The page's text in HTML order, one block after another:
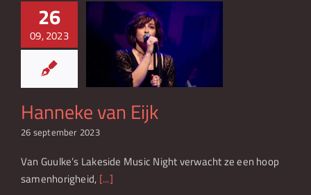
26
09, 2023
van Eijk
Hanneke van Eijk
26 september 2023
Van Guulke’s Lakeside Music Night verwacht ze een hoop
samenhorigheid, [...]